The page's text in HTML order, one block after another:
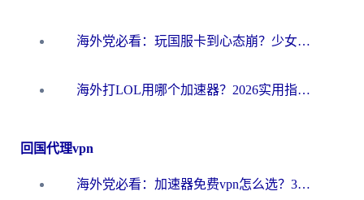
海外党必看：玩国服卡到心态崩？少女前线云图计划加速器免费推荐+碧蓝航线足球世界流畅攻略
海外打LOL用哪个加速器？2026实用指南：从延迟到设备适配，一篇解决你的国服游戏痛点
回国代理vpn
海外党必看：加速器免费vpn怎么选？3步教你无缝访问国内资源